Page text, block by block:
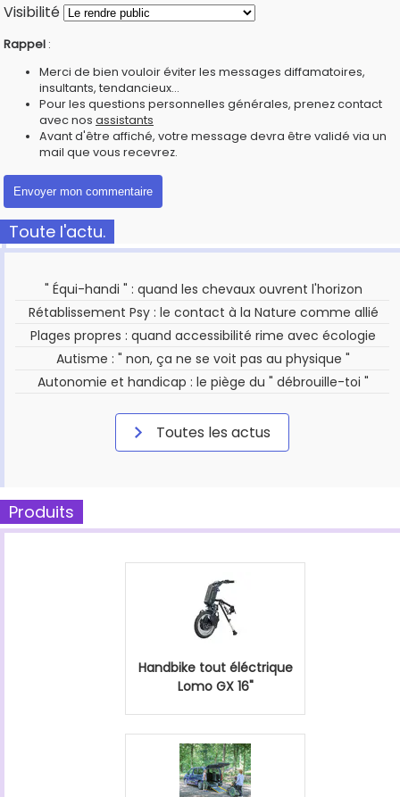
Visibilité
Rappel :
Merci de bien vouloir éviter les messages diffamatoires,
insultants, tendancieux...
Pour les questions personnelles générales, prenez contact
avec nos assistants
Avant d'être affiché, votre message devra être validé via un
mail que vous recevrez.
Toute l'actu.
" Équi-handi " : quand les chevaux ouvrent l'horizon
Rétablissement Psy : le contact à la Nature comme allié
Plages propres : quand accessibilité rime avec écologie
Autisme : " non, ça ne se voit pas au physique "
Autonomie et handicap : le piège du " débrouille-toi "
Toutes les actus
Produits
Handbike tout éléctrique
Lomo GX 16"